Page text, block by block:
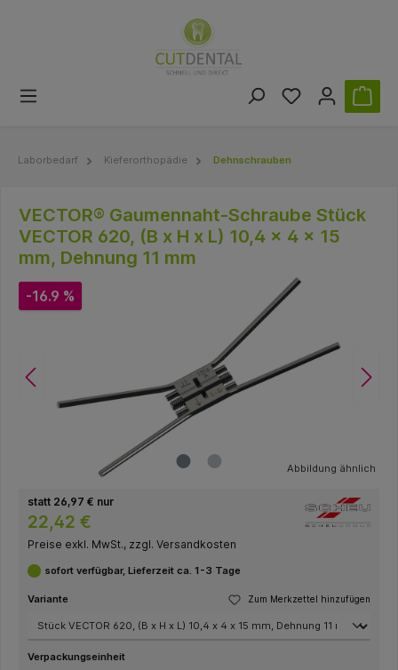
Laborbedarf Kieferorthopädie Dehnschrauben
VECTOR® Gaumennaht-Schraube Stück
VECTOR 620, (B x H x L) 10,4 x 4 x 15
mm, Dehnung 11 mm
-16.9 %
Abbildung ähnlich
statt 26,97 € nur
22,42 €
Preise exkl. MwSt., zzgl. Versandkosten
sofort verfügbar, Lieferzeit ca. 1-3 Tage
Zum Merkzettel hinzufügen
Variante
Verpackungseinheit